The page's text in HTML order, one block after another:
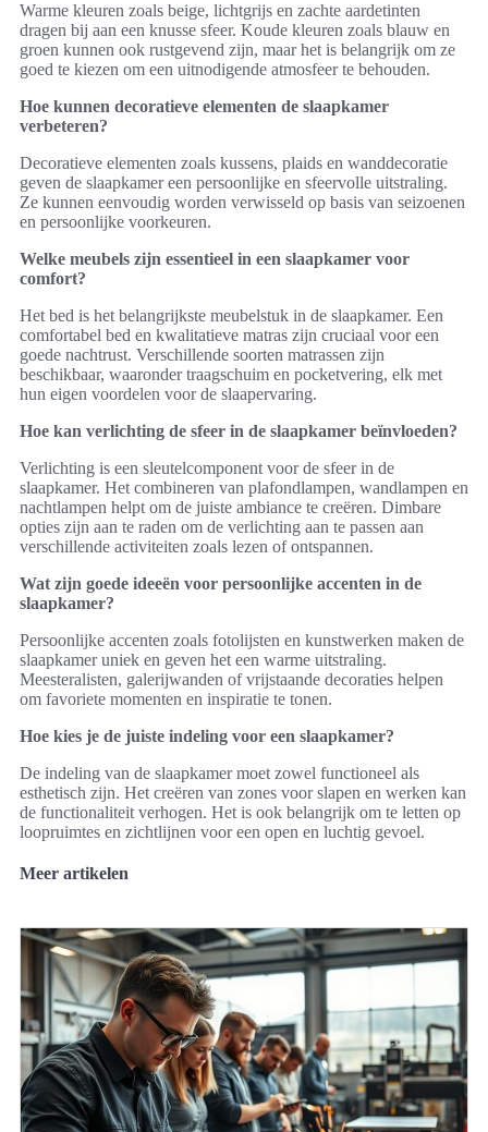
Warme kleuren zoals beige, lichtgrijs en zachte aardetinten
dragen bij aan een knusse sfeer. Koude kleuren zoals blauw en
groen kunnen ook rustgevend zijn, maar het is belangrijk om ze
goed te kiezen om een uitnodigende atmosfeer te behouden.
Hoe kunnen decoratieve elementen de slaapkamer
verbeteren?
Decoratieve elementen zoals kussens, plaids en wanddecoratie
geven de slaapkamer een persoonlijke en sfeervolle uitstraling.
Ze kunnen eenvoudig worden verwisseld op basis van seizoenen
en persoonlijke voorkeuren.
Welke meubels zijn essentieel in een slaapkamer voor
comfort?
Het bed is het belangrijkste meubelstuk in de slaapkamer. Een
comfortabel bed en kwalitatieve matras zijn cruciaal voor een
goede nachtrust. Verschillende soorten matrassen zijn
beschikbaar, waaronder traagschuim en pocketvering, elk met
hun eigen voordelen voor de slaapervaring.
Hoe kan verlichting de sfeer in de slaapkamer beïnvloeden?
Verlichting is een sleutelcomponent voor de sfeer in de
slaapkamer. Het combineren van plafondlampen, wandlampen en
nachtlampen helpt om de juiste ambiance te creëren. Dimbare
opties zijn aan te raden om de verlichting aan te passen aan
verschillende activiteiten zoals lezen of ontspannen.
Wat zijn goede ideeën voor persoonlijke accenten in de
slaapkamer?
Persoonlijke accenten zoals fotolijsten en kunstwerken maken de
slaapkamer uniek en geven het een warme uitstraling.
Meesteralisten, galerijwanden of vrijstaande decoraties helpen
om favoriete momenten en inspiratie te tonen.
Hoe kies je de juiste indeling voor een slaapkamer?
De indeling van de slaapkamer moet zowel functioneel als
esthetisch zijn. Het creëren van zones voor slapen en werken kan
de functionaliteit verhogen. Het is ook belangrijk om te letten op
loopruimtes en zichtlijnen voor een open en luchtig gevoel.
Meer artikelen